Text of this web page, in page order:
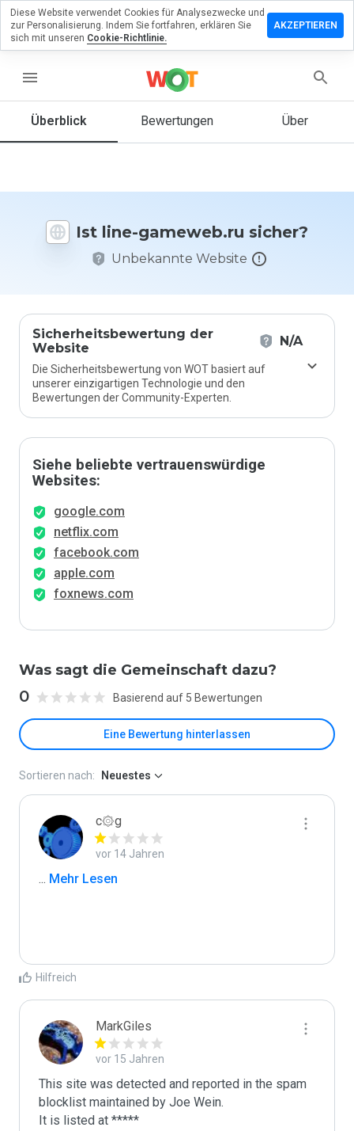
menu
Überblick Bewertungen Über
Ist line-gameweb.ru sicher?
Unbekannte Website
Sicherheitsbewertung der
Website
N/A
Die Sicherheitsbewertung von WOT basiert auf
unserer einzigartigen Technologie und den
Bewertungen der Community-Experten.
Siehe beliebte vertrauenswürdige
Websites:
google.com
netflix.com
facebook.com
apple.com
foxnews.com
Was sagt die Gemeinschaft dazu?
0 Basierend auf 5 Bewertungen
Eine Bewertung hinterlassen
eine
würden
Website
auf einer
Skala von
Sortieren nach: Neuestes
c۞g
vor 14 Jahren
... Mehr Lesen
Hilfreich
MarkGiles
vor 15 Jahren
This site was detected and reported in the spam
blocklist maintained by Joe Wein.
It is listed at *****
Diese Website verwendet Cookies für Analysezwecke und
zur Personalisierung. Indem Sie fortfahren, erklären Sie
sich mit unseren Cookie-Richtlinie.
AKZEPTIEREN